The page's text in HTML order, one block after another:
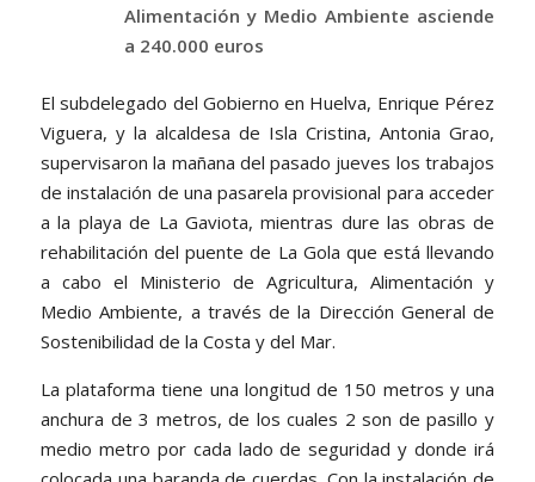
Alimentación y Medio Ambiente asciende
a 240.000 euros
El subdelegado del Gobierno en Huelva, Enrique Pérez
Viguera, y la alcaldesa de Isla Cristina, Antonia Grao,
supervisaron la mañana del pasado jueves los trabajos
de instalación de una pasarela provisional para acceder
a la playa de La Gaviota, mientras dure las obras de
rehabilitación del puente de La Gola que está llevando
a cabo el Ministerio de Agricultura, Alimentación y
Medio Ambiente, a través de la Dirección General de
Sostenibilidad de la Costa y del Mar.
La plataforma tiene una longitud de 150 metros y una
anchura de 3 metros, de los cuales 2 son de pasillo y
medio metro por cada lado de seguridad y donde irá